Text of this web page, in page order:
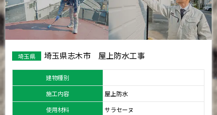
埼玉県 埼玉県志木市 屋上防水工事
建物種別
施工内容
屋上防水
使用材料
サラセーヌ